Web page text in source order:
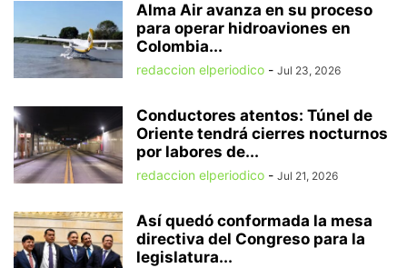
Alma Air avanza en su proceso
para operar hidroaviones en
Colombia...
redaccion elperiodico - Jul 23, 2026
Conductores atentos: Túnel de
Oriente tendrá cierres nocturnos
por labores de...
redaccion elperiodico - Jul 21, 2026
Así quedó conformada la mesa
directiva del Congreso para la
legislatura...